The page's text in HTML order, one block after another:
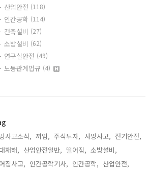
산업안전 (118)
인간공학 (114)
건축설비 (27)
소방설비 (62)
연구실안전 (49)
노동관계법규 (4)
사고소식, 끼임, 주식투자, 사망사고, 전기안전,
재해, 산업안전일반, 떨어짐, 소방설비,
짐사고, 인간공학기사, 인간공학, 산업안전,